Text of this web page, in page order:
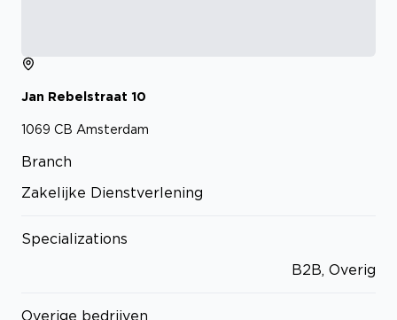
Jan Rebelstraat 10
1069 CB Amsterdam
Branch
Zakelijke Dienstverlening
Specializations
B2B, Overig
Overige bedrijven